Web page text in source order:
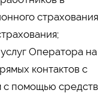
страхования
Оператора на
контактов с
с помощью средств